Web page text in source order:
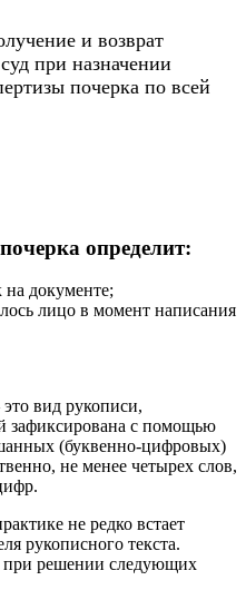
и возврат
при назначении
почерка по всей
определит:
документе;
лицо в момент написания
вид рукописи,
зафиксирована с помощью
(буквенно-цифровых)
не менее четырех слов,
не редко встает
рукописного текста.
при решении следующих